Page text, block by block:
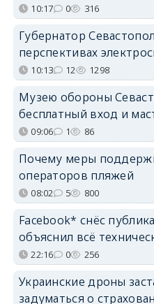
10:17 0 316
Губернатор
перспективах
10:13 12 1298
Музею обороны
бесплатный вход и
09:06 1 86
Почему меры
операторов пляжей
08:02 5 800
Facebook* снёс
объяснил всё
22:16 0 256
Украинские дроны
задуматься о